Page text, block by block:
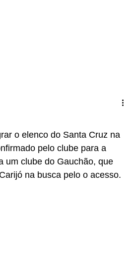
o elenco do Santa Cruz na
pelo clube para a
um clube do Gauchão, que
na busca pelo o acesso.